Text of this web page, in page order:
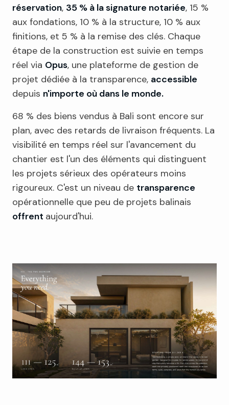
réservation, 35 % à la signature notariée, 15 %
aux fondations, 10 % à la structure, 10 % aux
finitions, et 5 % à la remise des clés. Chaque
étape de la construction est suivie en temps
réel via Opus, une plateforme de gestion de
projet dédiée à la transparence, accessible
depuis n'importe où dans le monde.
68 % des biens vendus à Bali sont encore sur
plan, avec des retards de livraison fréquents. La
visibilité en temps réel sur l'avancement du
chantier est l'un des éléments qui distinguent
les projets sérieux des opérateurs moins
rigoureux. C'est un niveau de transparence
opérationnelle que peu de projets balinais
offrent aujourd'hui.